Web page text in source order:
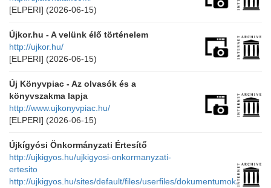
[ELPERI] (2026-06-15)
Újkor.hu - A velünk élő történelem
http://ujkor.hu/
[ELPERI] (2026-06-15)
Új Könyvpiac - Az olvasók és a
könyvszakma lapja
http://www.ujkonyvpiac.hu/
[ELPERI] (2026-06-15)
Újkígyósi Önkormányzati Értesítő
http://ujkigyos.hu/ujkigyosi-onkormanyzati-
ertesito
http://ujkigyos.hu/sites/default/files/userfiles/dokumentumok/